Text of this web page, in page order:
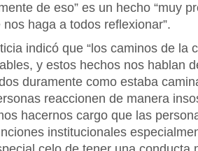
de eso” es un hecho “muy
haga a todos reflexionar”.
indicó que “los caminos de la
y estos hechos nos hablan
duramente como estaba
reaccionen de manera
hacernos cargo que las
institucionales